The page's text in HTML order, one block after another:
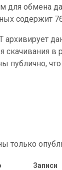
для обмена
содержит
архивирует
скачивания в
публично,
только
Записи